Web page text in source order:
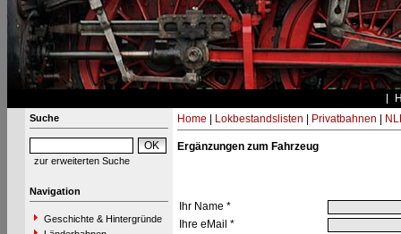
Suche
zur erweiterten Suche
Navigation
Geschichte & Hintergründe
Home Lokbestandslisten Privatbahnen
Ergänzungen zum Fahrzeug
Ihr Name *
Ihre eMail *